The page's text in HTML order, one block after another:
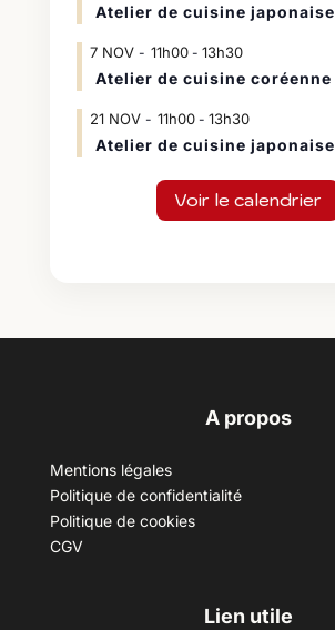
Atelier de cuisine japonaise
7 NOV 11h00- 13h30
Atelier de cuisine coréenne
21 NOV 11h00- 13h30
Atelier de cuisine japonaise
Voir le calendrier
A propos
Mentions légales
Politique de confidentialité
Politique de cookies
CGV
Lien utile